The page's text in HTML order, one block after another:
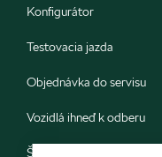
Konfigurátor
Testovacia jazda
Objednávka do servisu
Vozidlá ihneď k odberu
Škoda E-shop